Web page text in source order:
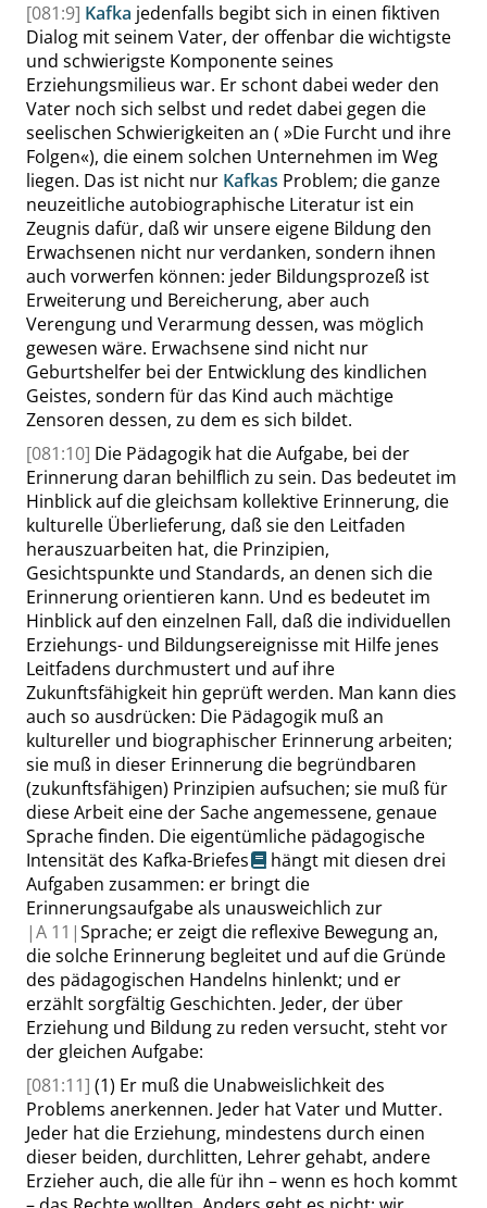
[081:9] Kafka jedenfalls begibt sich in einen fiktiven
Dialog mit seinem Vater, der offenbar die wichtigste
und schwierigste Komponente seines
Erziehungsmilieus war. Er schont dabei weder den
Vater noch sich selbst und redet dabei gegen die
seelischen Schwierigkeiten an ( »Die Furcht und ihre
Folgen«), die einem solchen Unternehmen im Weg
liegen. Das ist nicht nur Kafkas Problem; die ganze
neuzeitliche autobiographische Literatur ist ein
Zeugnis dafür, daß wir unsere eigene Bildung den
Erwachsenen nicht nur verdanken, sondern ihnen
auch vorwerfen können: jeder Bildungsprozeß ist
Erweiterung und Bereicherung, aber auch
Verengung und Verarmung dessen, was möglich
gewesen wäre. Erwachsene sind nicht nur
Geburtshelfer bei der Entwicklung des kindlichen
Geistes, sondern für das Kind auch mächtige
Zensoren dessen, zu dem es sich bildet.
[081:10] Die Pädagogik hat die Aufgabe, bei der
Erinnerung daran behilflich zu sein. Das bedeutet im
Hinblick auf die gleichsam kollektive Erinnerung, die
kulturelle Überlieferung, daß sie den Leitfaden
herauszuarbeiten hat, die Prinzipien,
Gesichtspunkte und Standards, an denen sich die
Erinnerung orientieren kann. Und es bedeutet im
Hinblick auf den einzelnen Fall, daß die individuellen
Erziehungs- und Bildungsereignisse mit Hilfe jenes
Leitfadens durchmustert und auf ihre
Zukunftsfähigkeit hin geprüft werden. Man kann dies
auch so ausdrücken: Die Pädagogik muß an
kultureller und biographischer Erinnerung arbeiten;
sie muß in dieser Erinnerung die begründbaren
(zukunftsfähigen) Prinzipien aufsuchen; sie muß für
diese Arbeit eine der Sache angemessene, genaue
Sprache finden. Die eigentümliche pädagogische
Intensität des Kafka-Briefes
hängt mit diesen drei
Aufgaben zusammen: er bringt die
Erinnerungsaufgabe als unausweichlich zur
|A 11|Sprache; er zeigt die reflexive Bewegung an,
die solche Erinnerung begleitet und auf die Gründe
des pädagogischen Handelns hinlenkt; und er
erzählt sorgfältig Geschichten. Jeder, der über
Erziehung und Bildung zu reden versucht, steht vor
der gleichen Aufgabe:
[081:11] (1) Er muß die Unabweislichkeit des
Problems anerkennen. Jeder hat Vater und Mutter.
Jeder hat die Erziehung, mindestens durch einen
dieser beiden, durchlitten, Lehrer gehabt, andere
Erzieher auch, die alle für ihn – wenn es hoch kommt